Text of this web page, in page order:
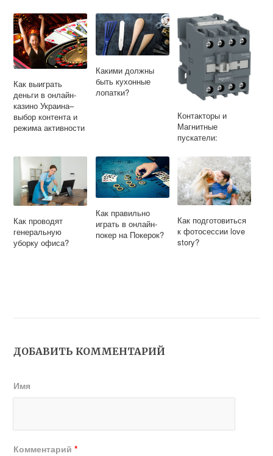
Как выиграть
деньги в онлайн-
казино Украина–
выбор контента и
режима активности
Какими должны
быть кухонные
лопатки?
Контакторы и
Магнитные
пускатели:
описание
Как проводят
генеральную
уборку офиса?
Как правильно
играть в онлайн-
покер на Покерок?
Как подготовиться
к фотосессии love
story?
ДОБАВИТЬ КОММЕНТАРИЙ
Имя
Комментарий*